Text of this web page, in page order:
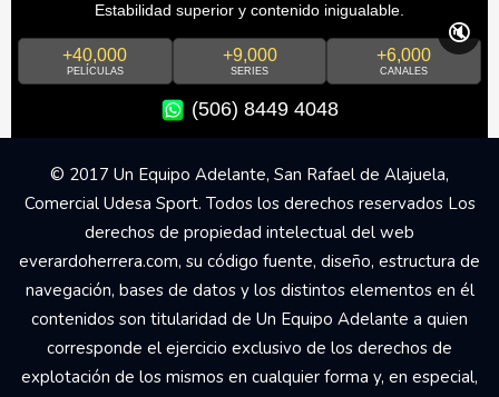
Estabilidad superior y contenido inigualable.
+40,000
PELÍCULAS
+9,000
SERIES
+6,000
CANALES
(506) 8449 4048
🔇
© 2017 Un Equipo Adelante, San Rafael de Alajuela,
Comercial Udesa Sport. Todos los derechos reservados Los
derechos de propiedad intelectual del web
everardoherrera.com, su código fuente, diseño, estructura de
navegación, bases de datos y los distintos elementos en él
contenidos son titularidad de Un Equipo Adelante a quien
corresponde el ejercicio exclusivo de los derechos de
explotación de los mismos en cualquier forma y, en especial,